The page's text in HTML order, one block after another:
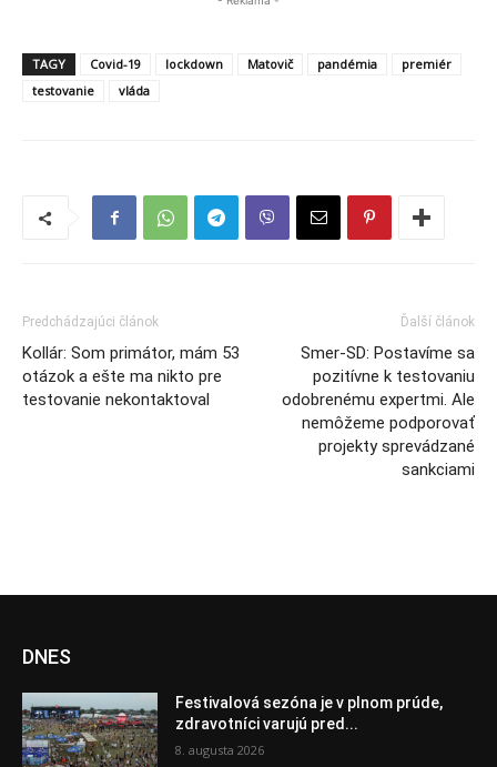
TAGY Covid-19 lockdown Matovič pandémia
premiér
testovanie
vláda
Predchádzajúci článok
Kollár: Som primátor, mám 53
otázok a ešte ma nikto pre
testovanie nekontaktoval
Ďalší článok
Smer-SD: Postavíme sa
pozitívne k testovaniu
odobrenému expertmi. Ale
nemôžeme podporovať
projekty sprevádzané
sankciami
DNES
Festivalová sezóna je v plnom prúde,
zdravotníci varujú pred...
8. augusta 2026